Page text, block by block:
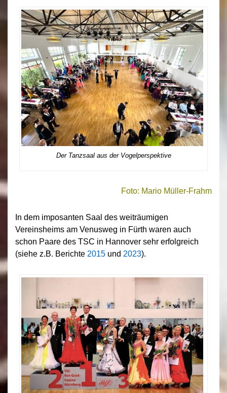
Der Tanzsaal aus der Vogelperspektive
Foto: Mario Müller-Frahm
In dem imposanten Saal des weiträumigen
Vereinsheims am Venusweg in Fürth waren auch
schon Paare des TSC in Hannover sehr erfolgreich
(siehe z.B. Berichte 2015 und 2023).